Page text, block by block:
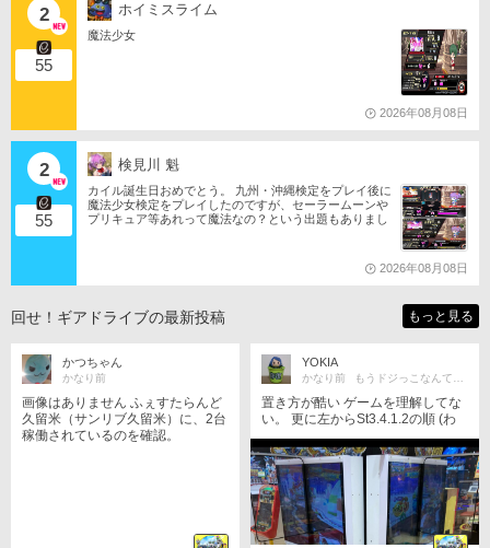
2
55
ホイミスライム
魔法少女
2026年08月08日
2
55
検見川 魁
カイル誕生日おめでとう。 九州・沖縄検定をプレイ後に
魔法少女検定をプレイしたのですが、セーラームーンや
プリキュア等あれって魔法なの？という出題もありまし
2026年08月08日
回せ！ギアドライブの最新投稿 もっと見る
かつちゃん
かなり前
画像はありません ふぇすたらんど
久留米（サンリブ久留米）に、2台
稼働されているのを確認。
YOKIA
かなり前 もうドジっこなんて言わせません
置き方が酷い ゲームを理解してな
い。 更に左からSt3.4.1.2の順 (わ
かる人にはわかる